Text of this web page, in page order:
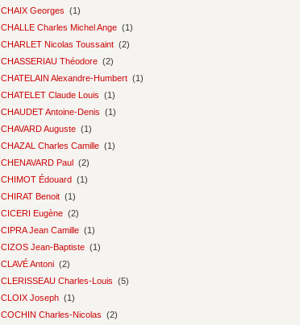
CHAIX Georges (1)
CHALLE Charles Michel Ange (1)
CHARLET Nicolas Toussaint (2)
CHASSERIAU Théodore (2)
CHATELAIN Alexandre-Humbert (1)
CHATELET Claude Louis (1)
CHAUDET Antoine-Denis (1)
CHAVARD Auguste (1)
CHAZAL Charles Camille (1)
CHENAVARD Paul (2)
CHIMOT Édouard (1)
CHIRAT Benoit (1)
CICERI Eugène (2)
CIPRA Jean Camille (1)
CIZOS Jean-Baptiste (1)
CLAVÉ Antoni (2)
CLERISSEAU Charles-Louis (5)
CLOIX Joseph (1)
COCHIN Charles-Nicolas (2)